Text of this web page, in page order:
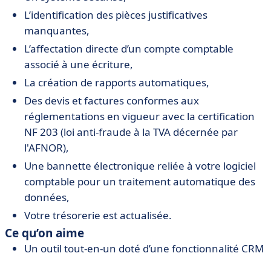
L’identification des pièces justificatives
manquantes,
L’affectation directe d’un compte comptable
associé à une écriture,
La création de rapports automatiques,
Des devis et factures conformes aux
réglementations en vigueur avec la certification
NF 203 (loi anti-fraude à la TVA décernée par
l'AFNOR),
Une bannette électronique reliée à votre logiciel
comptable pour un traitement automatique des
données,
Votre trésorerie est actualisée.
Ce qu’on aime
Un outil tout-en-un doté d’une fonctionnalité CRM